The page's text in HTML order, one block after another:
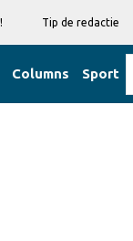
Tip de redactie
Columns Sport